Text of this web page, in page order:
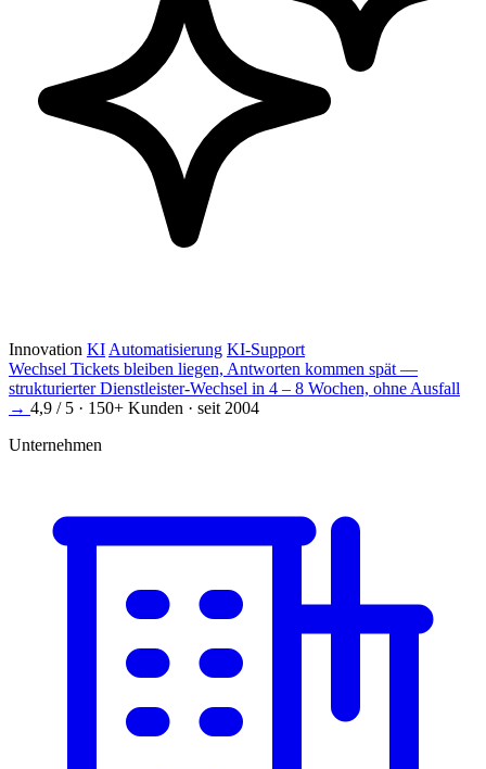
Innovation KI Automatisierung KI-Support
Wechsel Tickets bleiben liegen, Antworten kommen spät —
strukturierter Dienstleister-Wechsel in 4 – 8 Wochen, ohne Ausfall
→ 4,9 / 5 · 150+ Kunden · seit 2004
Unternehmen